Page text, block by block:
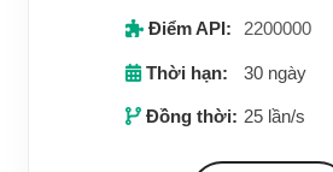
Điểm API: 2200000
Thời hạn: 30 ngày
Đồng thời: 25 lần/s